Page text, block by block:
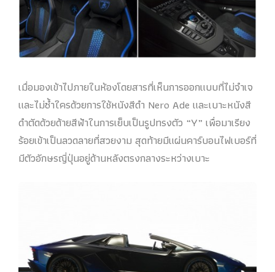
เมื่อมองเข้าไปภายในห้องโดยสารที่เห็นการออกแบบที่ไม่จำเจ
และไม่ซ้ำใครด้วยการใช้หนังสีดำ Nero Ade และเบาะหนังสี
ดำตัดด้วยด้ายสีฟ้าในการเย็บเป็นรูปทรงตัว “Y” เพื่อมาเรียง
ร้อยเข้าเป็นลวดลายที่สวยงาม สุดท้ายมีแผ่นคาร์บอนไฟเบอร์ที่
มีตัวอักษรญี่ปุ่นอยู่ด้านหลังตรงกลางระหว่างเบาะ